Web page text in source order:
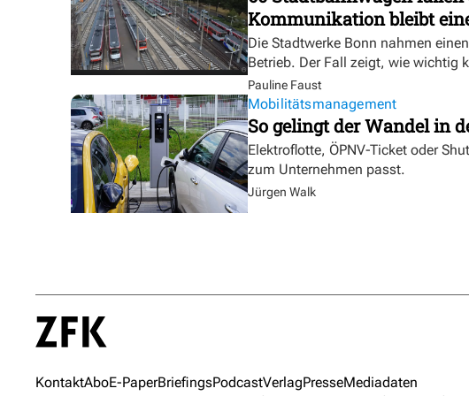
Kommunikation bleibt
Die Stadtwerke Bonn nahmen
Betrieb. Der Fall zeigt, wie wichtig
Pauline Faust
Mobilitätsmanagement
So gelingt der Wandel in
Elektroflotte, ÖPNV-Ticket oder
zum Unternehmen passt.
Jürgen Walk
KontaktAboE-PaperBriefingsPodcastVerlagPresseMediadaten